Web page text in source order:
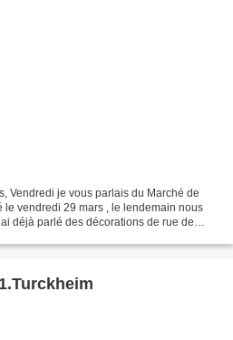
Vendredi je vous parlais du Marché de
le vendredi 29 mars , le lendemain nous
déjà parlé des décorations de rue de